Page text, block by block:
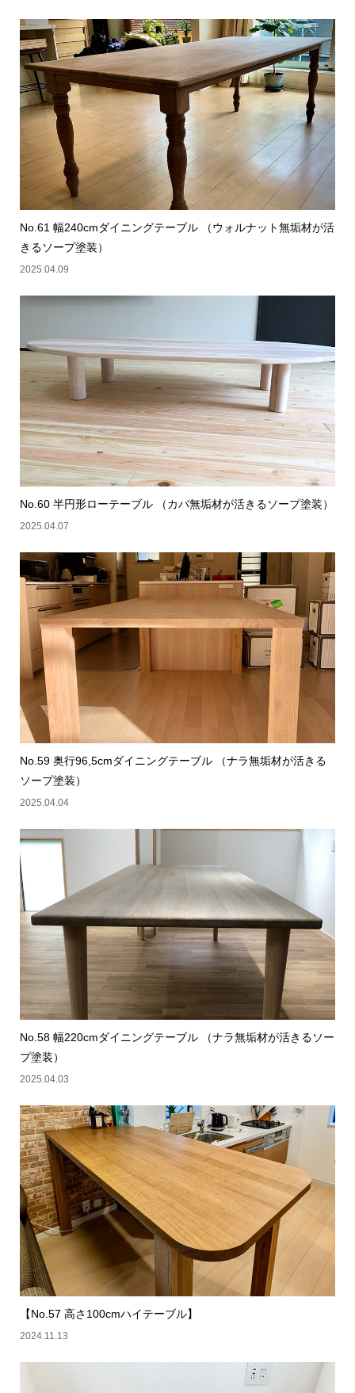
No.61 幅240cmダイニングテーブル （ウォルナット無垢材が活
きるソープ塗装）
2025.04.09
No.60 半円形ローテーブル （カバ無垢材が活きるソープ塗装）
2025.04.07
No.59 奥行96,5cmダイニングテーブル （ナラ無垢材が活きる
ソープ塗装）
2025.04.04
No.58 幅220cmダイニングテーブル （ナラ無垢材が活きるソー
プ塗装）
2025.04.03
【No.57 高さ100cmハイテーブル】
2024.11.13